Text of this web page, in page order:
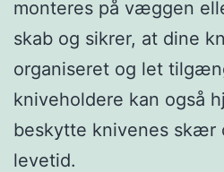
monteres på væggen
skab og sikrer, at dine
organiseret og let
kniveholdere kan også
beskytte knivenes
levetid.